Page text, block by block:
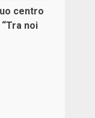
centro
noi